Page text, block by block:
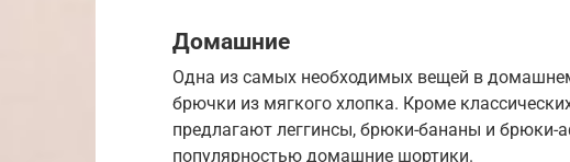
Домашние
Одна из самых необходимых вещей в
брючки из мягкого хлопка. Кроме
предлагают леггинсы, брюки-бананы и брюки-
популярностью домашние шортики.